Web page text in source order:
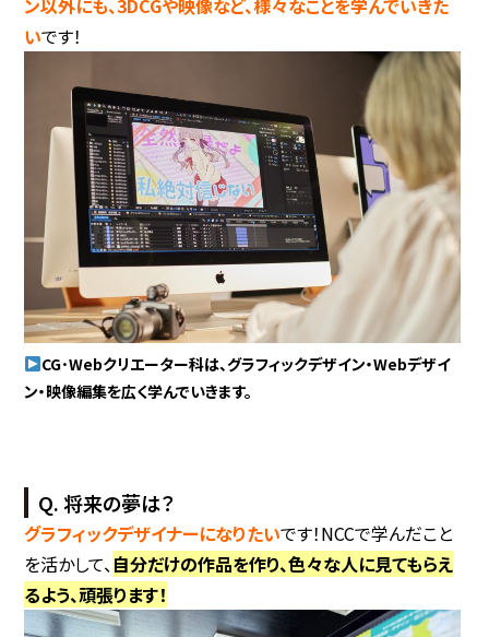
ン以外にも、3DCGや映像など、様々なことを学んでいきた
いです！
CG･Webクリエーター科は、グラフィックデザイン・Webデザイ
ン・映像編集を広く学んでいきます。
Q. 将来の夢は？
グラフィックデザイナーになりたいです！NCCで学んだこと
を活かして、自分だけの作品を作り、色々な人に見てもらえ
るよう、頑張ります！